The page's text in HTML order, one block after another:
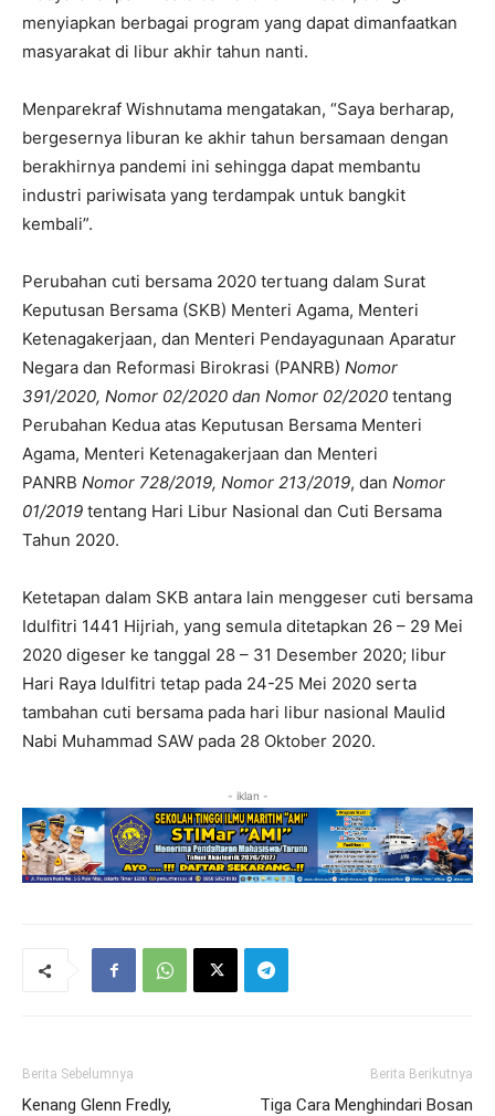
menyiapkan berbagai program yang dapat dimanfaatkan
masyarakat di libur akhir tahun nanti.
Menparekraf Wishnutama mengatakan, “Saya berharap,
bergesernya liburan ke akhir tahun bersamaan dengan
berakhirnya pandemi ini sehingga dapat membantu
industri pariwisata yang terdampak untuk bangkit
kembali”.
Perubahan cuti bersama 2020 tertuang dalam Surat
Keputusan Bersama (SKB) Menteri Agama, Menteri
Ketenagakerjaan, dan Menteri Pendayagunaan Aparatur
Negara dan Reformasi Birokrasi (PANRB) Nomor
391/2020, Nomor 02/2020 dan Nomor 02/2020 tentang
Perubahan Kedua atas Keputusan Bersama Menteri
Agama, Menteri Ketenagakerjaan dan Menteri
PANRB Nomor 728/2019, Nomor 213/2019, dan Nomor
01/2019 tentang Hari Libur Nasional dan Cuti Bersama
Tahun 2020.
Ketetapan dalam SKB antara lain menggeser cuti bersama
Idulfitri 1441 Hijriah, yang semula ditetapkan 26 – 29 Mei
2020 digeser ke tanggal 28 – 31 Desember 2020; libur
Hari Raya Idulfitri tetap pada 24-25 Mei 2020 serta
tambahan cuti bersama pada hari libur nasional Maulid
Nabi Muhammad SAW pada 28 Oktober 2020.
- iklan -
Berita Sebelumnya
Kenang Glenn Fredly,
Berita Berikutnya
Tiga Cara Menghindari Bosan